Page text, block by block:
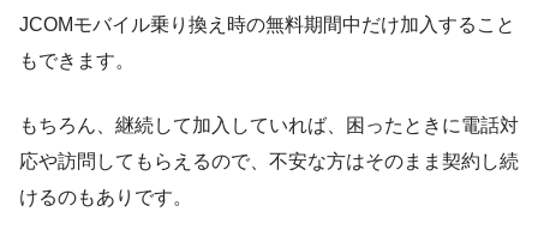
JCOMモバイル乗り換え時の無料期間中だけ加入すること
もできます。
もちろん、継続して加入していれば、困ったときに電話対
応や訪問してもらえるので、不安な方はそのまま契約し続
けるのもありです。